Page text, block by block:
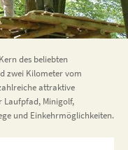
des beliebten
zwei Kilometer vom
attraktive
Laufpfad, Minigolf,
und Einkehrmöglichkeiten.